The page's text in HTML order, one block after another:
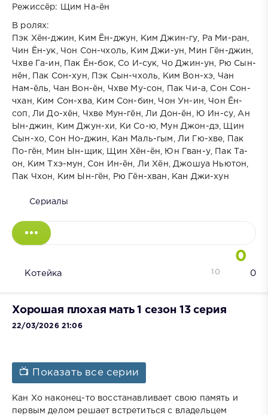
Режиссёр: Щим На-ён
В ролях:
Пэк Хён-джин, Ким Ён-джун, Ким Джин-гу, Ра Ми-ран,
Чин Ён-ук, Чон Сон-чхоль, Ким Джи-ун, Мин Гён-джин,
Чхве Га-ин, Пак Ён-бок, Со И-сук, Чо Джин-ун, Рю Сын-
нён, Пак Сон-хун, Пэк Сын-чхоль, Ким Вон-хэ, Чан
Нам-ёль, Чан Вон-ён, Чхве Му-сон, Пак Чи-а, Сон Сон-
чхан, Ким Сон-хва, Ким Сон-бин, Чон Ун-ин, Чон Ён-
соп, Ли До-хён, Чхве Мун-гён, Ли Дон-ён, Ю Ин-су, Ан
Ын-джин, Ким Джун-хи, Ки Со-ю, Мун Джон-дэ, Щин
Сын-хо, Сон Но-джин, Кан Маль-гым, Ли Гю-хве, Пак
По-гён, Мин Ын-щик, Щин Хён-ён, Юн Гван-у, Пак Та-
он, Ким Тхэ-мун, Сон Ин-ён, Ли Хён, Джошуа Ньютон,
Пак Чхон, Ким Ын-гён, Рю Гён-хван, Кан Джи-хун
Сериалы
0
Котейка 0
10
Хорошая плохая мать 1 сезон 13 серия
22/03/2026 21:06
📺 Показать все серии
Кан Хо наконец-то восстанавливает свою память и
первым делом решает встретиться с владельцем